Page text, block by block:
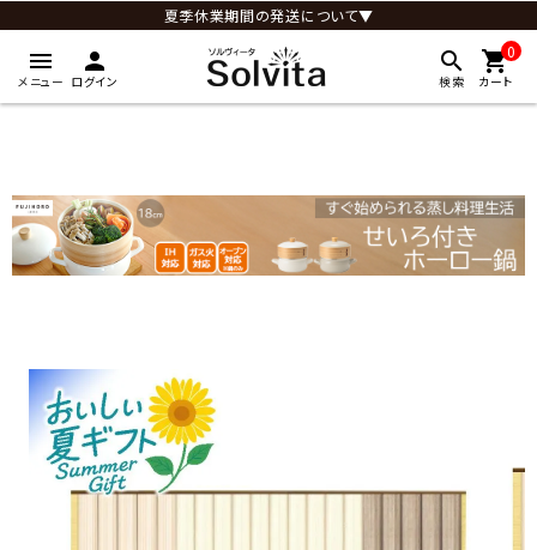
夏季休業期間の発送について▼
menu
メニュー
person
ログイン
search
検索
0
shopping_cart
カート